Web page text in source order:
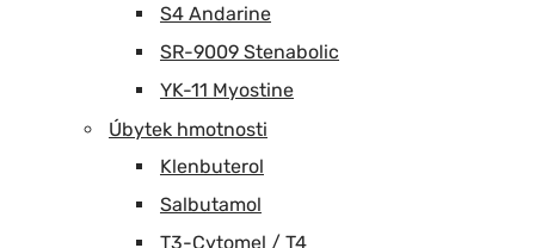
S4 Andarine
SR-9009 Stenabolic
YK-11 Myostine
Úbytek hmotnosti
Klenbuterol
Salbutamol
T3-Cytomel / T4